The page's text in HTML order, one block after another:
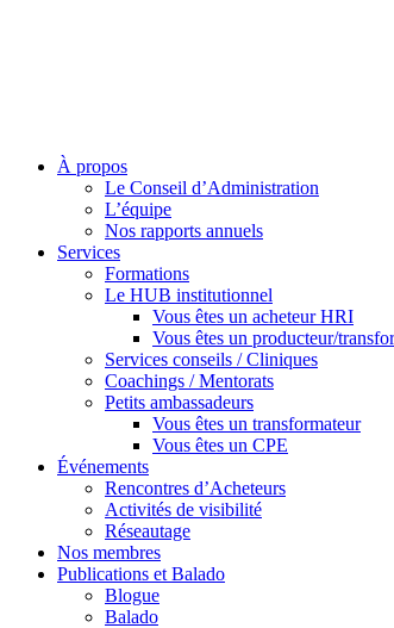
À propos
Le Conseil d’Administration
L’équipe
Nos rapports annuels
Services
Formations
Le HUB institutionnel
Vous êtes un acheteur HRI
Vous êtes un producteur/
Services conseils / Cliniques
Coachings / Mentorats
Petits ambassadeurs
Vous êtes un transformateur
Vous êtes un CPE
Événements
Rencontres d’Acheteurs
Activités de visibilité
Réseautage
Nos membres
Publications et Balado
Blogue
Balado